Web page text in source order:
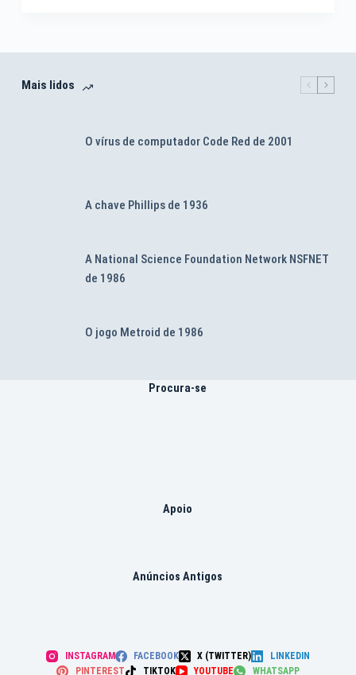
Mais lidos
O vírus de computador Code Red de 2001
A chave Phillips de 1936
A National Science Foundation Network NSFNET
de 1986
O jogo Metroid de 1986
Procura-se
Apoio
Anúncios Antigos
INSTAGRAM FACEBOOK X (TWITTER)
LINKEDIN
PINTEREST
TIKTOK YOUTUBE WHATSAPP